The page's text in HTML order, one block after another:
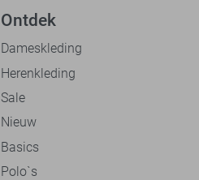
Ontdek
Dameskleding
Herenkleding
Sale
Nieuw
Basics
Polo`s